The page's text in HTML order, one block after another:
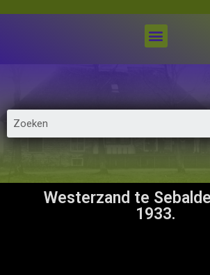
Westerzand te
1933.